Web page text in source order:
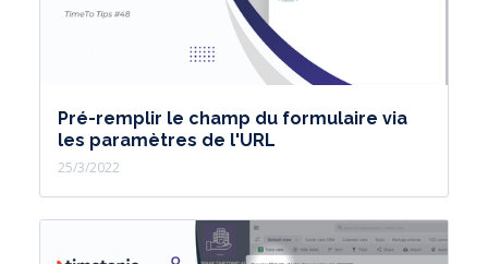
Pré-remplir le champ du formulaire via
les paramètres de l'URL
25/3/2022